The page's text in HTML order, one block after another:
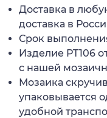
Доставка в
доставка в
Срок
Изделие PT106
с нашей
Мозаика
упаковывается
удобной